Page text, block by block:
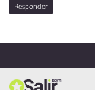
Responder